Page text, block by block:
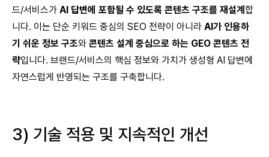
드/서비스가 AI 답변에 포함될 수 있도록 콘텐츠 구조를 재설계 합
니다. 이는 단순 키워드 중심의 SEO 전략이 아니라 AI가 인용하
기 쉬운 정보 구조와 콘텐츠 설계 중심으로 하는 GEO 콘텐츠 전
략입니다. 브랜드/서비스의 핵심 정보와 가치가 생성형 AI 답변에
자연스럽게 반영되는 구조를 구축합니다.
3) 기술 적용 및 지속적인 개선